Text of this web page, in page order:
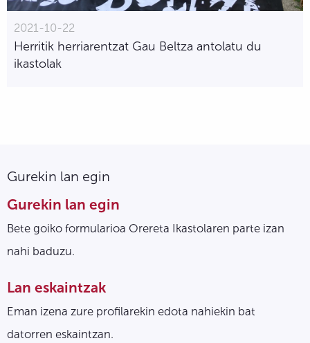
2021-10-22
Herritik herriarentzat Gau Beltza antolatu du
ikastolak
Gurekin lan egin
Gurekin lan egin
Bete goiko formularioa Orereta Ikastolaren parte izan
nahi baduzu.
Lan eskaintzak
Eman izena zure profilarekin edota nahiekin bat
datorren eskaintzan.